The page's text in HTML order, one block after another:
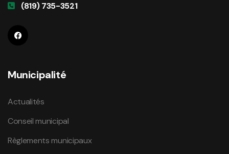
(819) 735-3521
Municipalité
Actualités
Conseil municipal
Règlements municipaux